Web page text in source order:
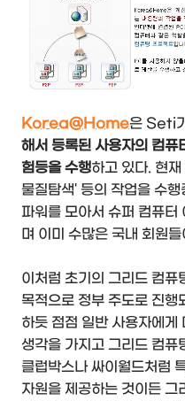
Korea@Home은 Seti
해서 등록된 사용자의 컴퓨
험등을 수행하고 있다. 현
물질탐색' 등의 작업을 수
파워를 모아서 슈퍼 컴퓨터
며 이미 수많은 국내 회원
이처럼 초기의 그리드 컴퓨
목적으로 정부 주도로 진
하듯 점점 일반 사용자에게
생각을 가지고 그리드 컴퓨
클럽박스나 싸이월드처럼
자원을 제공하는 것이든 그